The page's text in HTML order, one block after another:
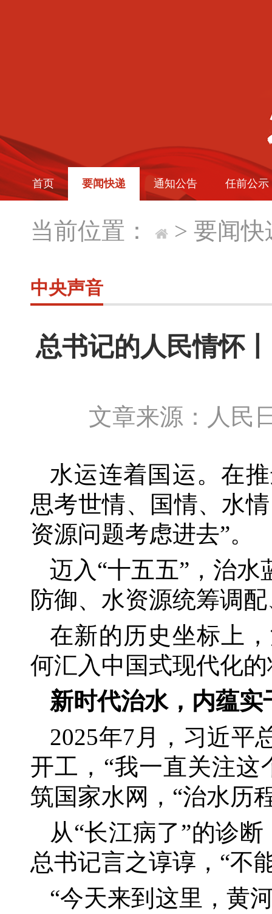
首页 要闻快递 通知公告 任前公示
当前位置： > 要闻快
中央声音
总书记的人民情怀
文章来源：人
水运连着国运。在
思考世情、国情、水
资源问题考虑进去”。
迈入“十五五”，治
防御、水资源统筹调
在新的历史坐标上
何汇入中国式现代化
新时代治水，内蕴实
2025年7月，习近平
开工，“我一直关注
筑国家水网，“治水历
从“长江病了”的诊
总书记言之谆谆，“不
“今天来到这里，黄